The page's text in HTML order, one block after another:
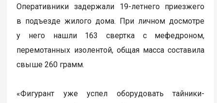
Оперативники задержали 19-летнего приезжего
в подъезде жилого дома. При личном досмотре
у него нашли 163 свертка с мефедроном,
перемотанных изолентой, общая масса составила
свыше 260 грамм.
«Фигурант уже успел оборудовать тайники-